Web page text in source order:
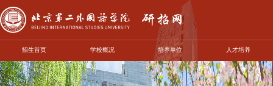
招生首页 学校概况 培养单位 人才培养